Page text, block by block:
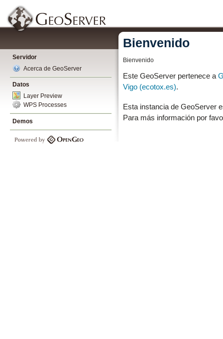
Servidor
Acerca de GeoServer
Datos
Layer Preview
WPS Processes
Demos
Bienvenido
Bienvenido
Este GeoServer pertenece a
Vigo (ecotox.es).
Esta instancia de GeoServer
Para más información por